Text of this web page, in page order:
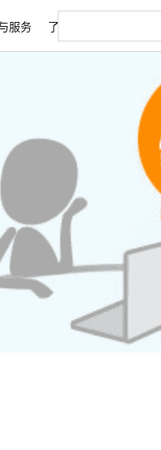
服务 了解阿里云